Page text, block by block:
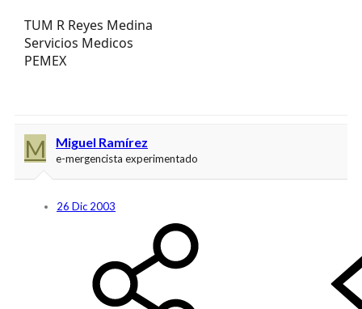
TUM R Reyes Medina
Servicios Medicos
PEMEX
M Miguel Ramírez
e-mergencista experimentado
26 Dic 2003